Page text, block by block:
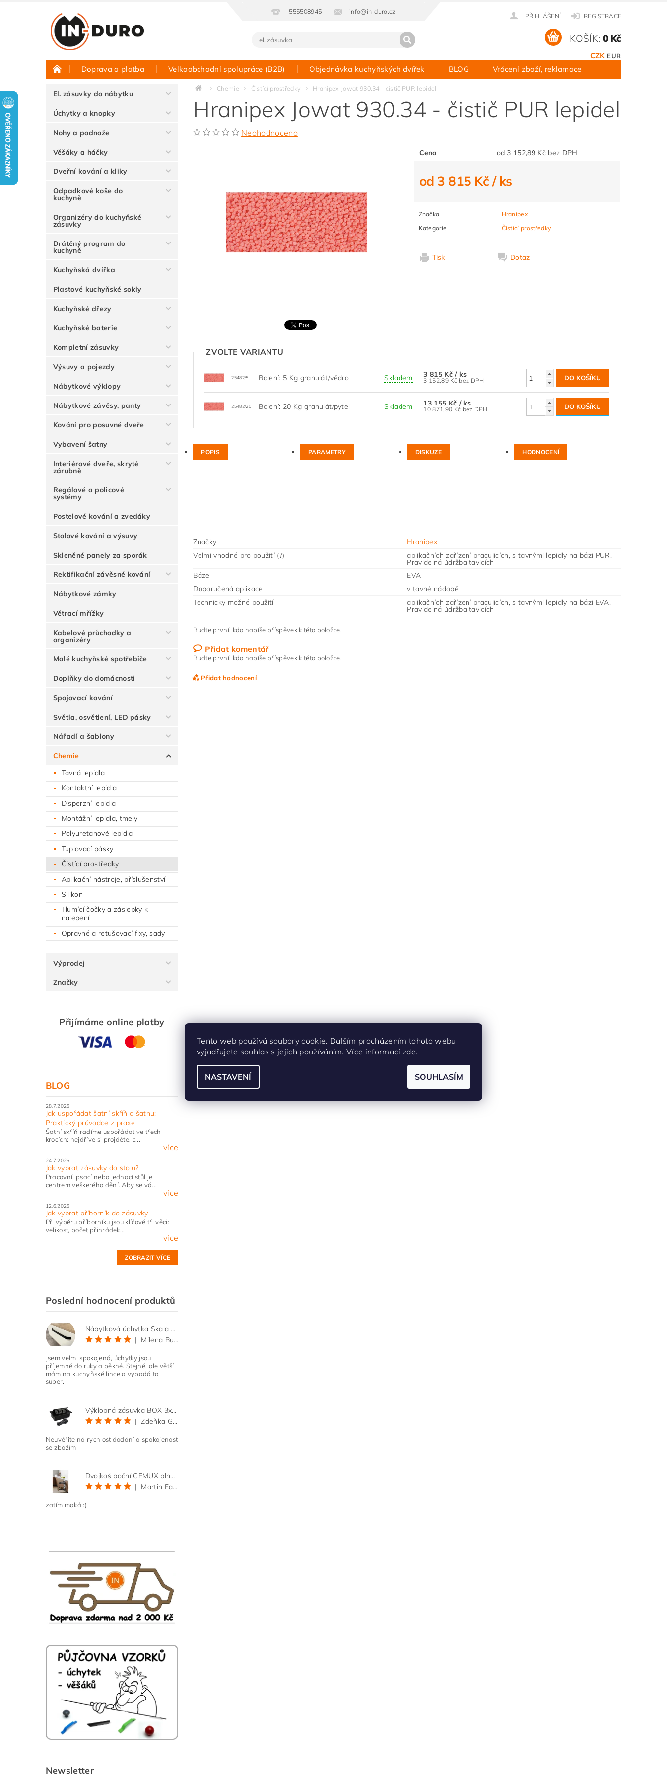
555508945 info@in-duro.cz
PŘIHLÁŠENÍ REGISTRACE
CZK EUR
KOŠÍK: 0 Kč
Doprava a platba Velkoobchodní spolupráce (B2B) Objednávka kuchyňských dvířek BLOG Vrácení zboží, reklamace
Půjčovna vzorků Hodnocení obchodu Kontakt
El. zásuvky do nábytku
Úchytky a knopky
Nohy a podnože
Věšáky a háčky
Dveřní kování a kliky
Odpadkové koše do
kuchyně
Organizéry do kuchyňské
zásuvky
Drátěný program do
kuchyně
Kuchyňská dvířka
Plastové kuchyňské sokly
Kuchyňské dřezy
Kuchyňské baterie
Kompletní zásuvky
Výsuvy a pojezdy
Nábytkové výklopy
Nábytkové závěsy, panty
Kování pro posuvné dveře
Vybavení šatny
Interiérové dveře, skryté
zárubně
Regálové a policové
systémy
Postelové kování a zvedáky
Stolové kování a výsuvy
Skleněné panely za sporák
Rektifikační závěsné kování
Nábytkové zámky
Větrací mřížky
Kabelové průchodky a
organizéry
Malé kuchyňské spotřebiče
Doplňky do domácnosti
Spojovací kování
Světla, osvětlení, LED pásky
Nářadí a šablony
Chemie
Tavná lepidla
Kontaktní lepidla
Disperzní lepidla
Montážní lepidla, tmely
Polyuretanové lepidla
Tuplovací pásky
Čistící prostředky
Aplikační nástroje, příslušenství
Silikon
Tlumící čočky a záslepky k
nalepení
Opravné a retušovací fixy, sady
Výprodej
Značky
Přijímáme online platby
BLOG
28.7.2026
Jak uspořádat šatní skříň a šatnu:
Praktický průvodce z praxe
Šatní skříň radíme uspořádat ve třech
krocích: nejdříve si projděte, c...
více
24.7.2026
Jak vybrat zásuvky do stolu?
Pracovní, psací nebo jednací stůl je
centrem veškerého dění. Aby se vá...
více
12.6.2026
Jak vybrat příborník do zásuvky
Při výběru příborníku jsou klíčové tři věci:
velikost, počet přihrádek...
více
ZOBRAZIT VÍCE
Poslední hodnocení produktů
Nábytková úchytka Skala černá matná
|
Milena Bučková
Jsem velmi spokojená, úchytky jsou
příjemné do ruky a pěkné. Stejné, ale větší
mám na kuchyňské lince a vypadá to
super.
Výklopná zásuvka BOX 3x 230V s 3m kabelem - černá
|
Zdeňka Gold
Neuvěřitelná rychlost dodání a spokojenost
se zbožím
Dvojkoš boční CEMUX plné dno 3D, s tlumením antracit 200 mm
|
Martin Faltus
zatím maká :)
Newsletter
Chemie Čistící prostředky Hranipex Jowat 930.34 - čistič PUR lepidel
Hranipex Jowat 930.34 - čistič PUR lepidel
Neohodnoceno
Cena od 3 152,89 Kč bez DPH
od 3 815 Kč/ ks
Značka
Hranipex
Kategorie
Čistící prostředky
Tisk Dotaz
ZVOLTE VARIANTU
25482/5 Balení: 5 Kg granulát/vědro Skladem 3 815 Kč/ ks
3 152,89 Kč bez DPH
25482/20 Balení: 20 Kg granulát/pytel Skladem 13 155 Kč / ks
10 871,90 Kč bez DPH
POPIS PARAMETRY DISKUZE HODNOCENÍ
Značky
Hranipex
Velmi vhodné pro použití (?)
aplikačních zařízení pracujicích, s tavnými lepidly na bázi PUR,
Pravidelná údržba tavicích
Báze
EVA
Doporučená aplikace
v tavné nádobě
Technicky možné použití
aplikačních zařízení pracujicích, s tavnými lepidly na bázi EVA,
Pravidelná údržba tavicích
Buďte první, kdo napíše příspěvek k této položce.
Přidat komentář
Buďte první, kdo napíše příspěvek k této položce.
Přidat hodnocení
Tento web používá soubory cookie. Dalším procházením tohoto webu
vyjadřujete souhlas s jejich používáním. Více informací zde.
NASTAVENÍ SOUHLASÍM